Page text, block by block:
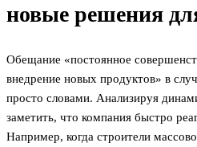
новые решения
Обещание «постоянное
внедрение новых продуктов» в
просто словами. Анализируя
заметить, что компания быстро
Например, когда строители